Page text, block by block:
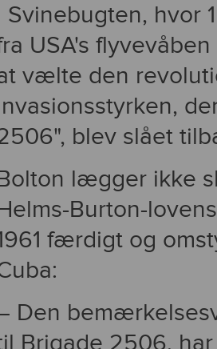
Svinebugten, hvor
USA's
vælte den
blev slået
lægger ikke
Burton-
færdigt og
Den